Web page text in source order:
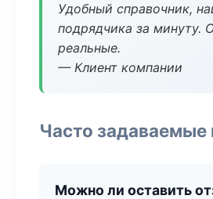
Удобный справочник,
подрядчика за минуту.
реальные.
— Клиент компании
Часто задаваемые
Можно ли оставить